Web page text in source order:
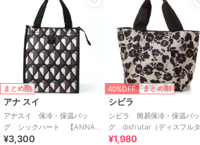
まとめ割
アナ スイ
アナスイ 保冷・保温バッ
グ シックハート 【ANNA
SUI】
¥3,300
40%OFF まとめ割
シビラ
シビラ 簡易保冷・保温バッ
グ disfrutar（ディスフルタ
ー） 【Sybilla】
¥1,980